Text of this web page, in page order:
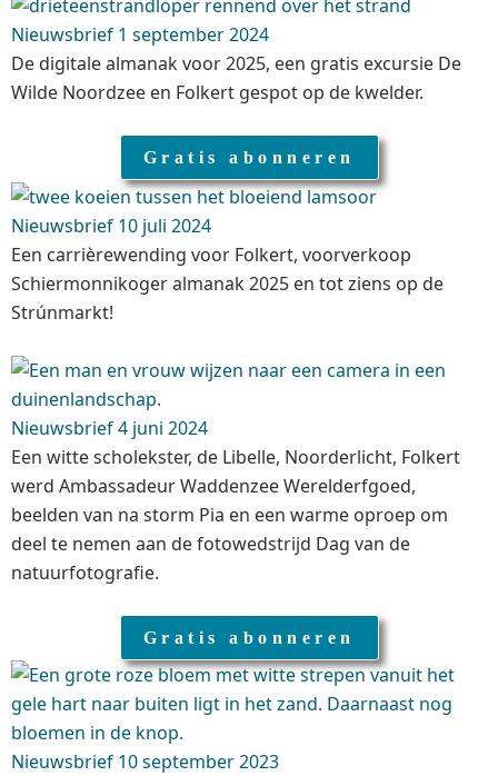
Nieuwsbrief 1 september 2024
De digitale almanak voor 2025, een gratis excursie De
Wilde Noordzee en Folkert gespot op de kwelder.
Gratis abonneren
Nieuwsbrief 10 juli 2024
Een carrièrewending voor Folkert, voorverkoop
Schiermonnikoger almanak 2025 ​en tot ziens op de
Strúnmarkt!​
Nieuwsbrief 4 juni 2024
Een witte scholekster, de Libelle, Noorderlicht, Folkert
werd Ambassadeur Waddenzee Werelderfgoed,
beelden van na storm Pia en een warme oproep om
deel te nemen aan de fotowedstrijd Dag van de
natuurfotografie.
Gratis abonneren
Nieuwsbrief 10 september 2023